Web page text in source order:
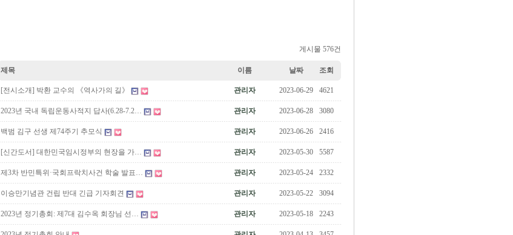
게시물 576건
제목 이름 날짜 조회
[전시소개] 박환 교수의 《역사가의 길》 관리자 2023-06-29 4621
2023년 국내 독립운동사적지 답사(6.28-7.2… 관리자 2023-06-28 3080
백범 김구 선생 제74주기 추모식 관리자 2023-06-26 2416
[신간도서] 대한민국임시정부의 현장을 가… 관리자 2023-05-30 5587
제3차 반민특위·국회프락치사건 학술 발표… 관리자 2023-05-24 2332
이승만기념관 건립 반대 긴급 기자회견 관리자 2023-05-22 3094
2023년 정기총회: 제7대 김수옥 회장님 선… 관리자 2023-05-18 2243